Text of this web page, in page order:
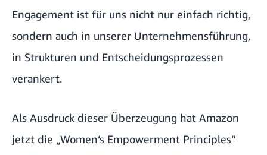
Engagement ist für uns nicht nur einfach richtig,
sondern auch in unserer Unternehmensführung,
in Strukturen und Entscheidungsprozessen
verankert.
Als Ausdruck dieser Überzeugung hat Amazon
jetzt die „Women‘s Empowerment Principles“